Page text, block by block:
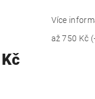
Více
až750 Kč